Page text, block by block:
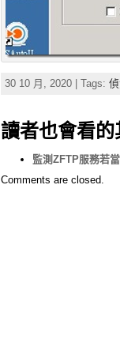
30 10 月, 2020 | Tags:
讀者也會看的
監測ZFTP服務若
Comments are closed.